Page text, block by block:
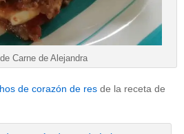
Carne de Alejandra
de corazón de res de la receta de